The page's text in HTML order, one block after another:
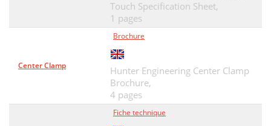
Touch Specification Sheet,
1 pages
Center Clamp
Brochure
Hunter Engineering Center Clamp
Brochure,
4 pages
Fiche technique